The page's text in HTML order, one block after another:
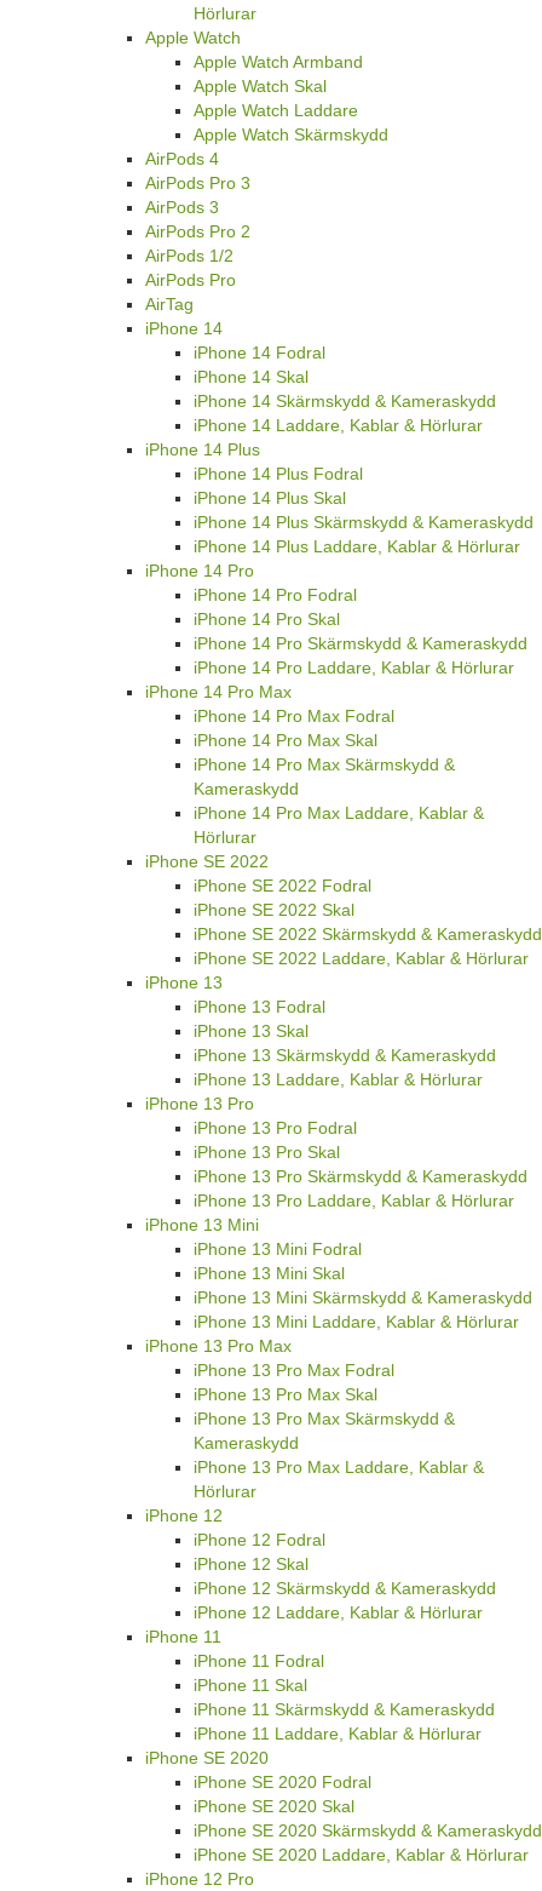
Hörlurar
Apple Watch
Apple Watch Armband
Apple Watch Skal
Apple Watch Laddare
Apple Watch Skärmskydd
AirPods 4
AirPods Pro 3
AirPods 3
AirPods Pro 2
AirPods 1/2
AirPods Pro
AirTag
iPhone 14
iPhone 14 Fodral
iPhone 14 Skal
iPhone 14 Skärmskydd & Kameraskydd
iPhone 14 Laddare, Kablar & Hörlurar
iPhone 14 Plus
iPhone 14 Plus Fodral
iPhone 14 Plus Skal
iPhone 14 Plus Skärmskydd & Kameraskydd
iPhone 14 Plus Laddare, Kablar & Hörlurar
iPhone 14 Pro
iPhone 14 Pro Fodral
iPhone 14 Pro Skal
iPhone 14 Pro Skärmskydd & Kameraskydd
iPhone 14 Pro Laddare, Kablar & Hörlurar
iPhone 14 Pro Max
iPhone 14 Pro Max Fodral
iPhone 14 Pro Max Skal
iPhone 14 Pro Max Skärmskydd &
Kameraskydd
iPhone 14 Pro Max Laddare, Kablar &
Hörlurar
iPhone SE 2022
iPhone SE 2022 Fodral
iPhone SE 2022 Skal
iPhone SE 2022 Skärmskydd & Kameraskydd
iPhone SE 2022 Laddare, Kablar & Hörlurar
iPhone 13
iPhone 13 Fodral
iPhone 13 Skal
iPhone 13 Skärmskydd & Kameraskydd
iPhone 13 Laddare, Kablar & Hörlurar
iPhone 13 Pro
iPhone 13 Pro Fodral
iPhone 13 Pro Skal
iPhone 13 Pro Skärmskydd & Kameraskydd
iPhone 13 Pro Laddare, Kablar & Hörlurar
iPhone 13 Mini
iPhone 13 Mini Fodral
iPhone 13 Mini Skal
iPhone 13 Mini Skärmskydd & Kameraskydd
iPhone 13 Mini Laddare, Kablar & Hörlurar
iPhone 13 Pro Max
iPhone 13 Pro Max Fodral
iPhone 13 Pro Max Skal
iPhone 13 Pro Max Skärmskydd &
Kameraskydd
iPhone 13 Pro Max Laddare, Kablar &
Hörlurar
iPhone 12
iPhone 12 Fodral
iPhone 12 Skal
iPhone 12 Skärmskydd & Kameraskydd
iPhone 12 Laddare, Kablar & Hörlurar
iPhone 11
iPhone 11 Fodral
iPhone 11 Skal
iPhone 11 Skärmskydd & Kameraskydd
iPhone 11 Laddare, Kablar & Hörlurar
iPhone SE 2020
iPhone SE 2020 Fodral
iPhone SE 2020 Skal
iPhone SE 2020 Skärmskydd & Kameraskydd
iPhone SE 2020 Laddare, Kablar & Hörlurar
iPhone 12 Pro